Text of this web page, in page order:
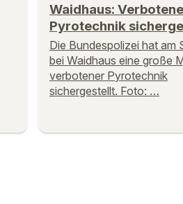
Waidhaus: Verbotene
Pyrotechnik
Die Bundespolizei hat am
bei Waidhaus eine große
verbotener Pyrotechnik
sichergestellt. Foto: …